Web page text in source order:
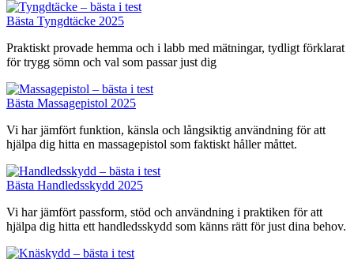
Bästa Tyngdtäcke 2025
Praktiskt provade hemma och i labb med mätningar, tydligt förklarat
för trygg sömn och val som passar just dig
Bästa Massagepistol 2025
Vi har jämfört funktion, känsla och långsiktig användning för att
hjälpa dig hitta en massagepistol som faktiskt håller måttet.
Bästa Handledsskydd 2025
Vi har jämfört passform, stöd och användning i praktiken för att
hjälpa dig hitta ett handledsskydd som känns rätt för just dina behov.